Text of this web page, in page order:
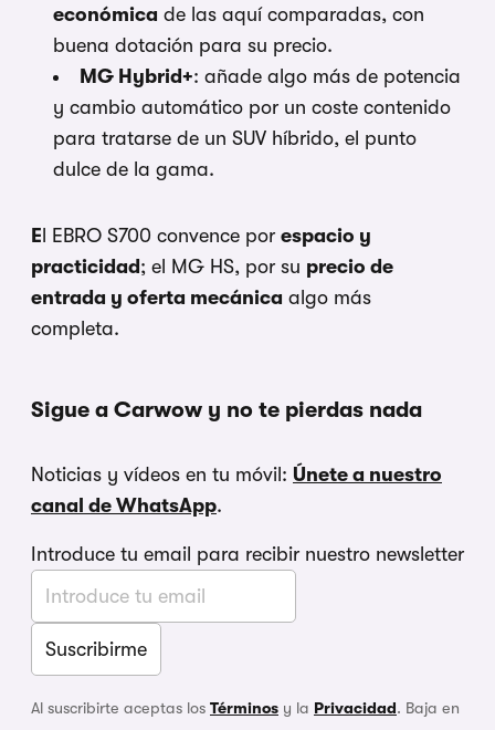
económica de las aquí comparadas, con
buena dotación para su precio.
MG Hybrid+: añade algo más de potencia
y cambio automático por un coste contenido
para tratarse de un SUV híbrido, el punto
dulce de la gama.
E l EBRO S700 convence por espacio y
practicidad ; el MG HS, por su precio de
entrada y oferta mecánica algo más
completa.
Sigue a Carwow y no te pierdas nada
Noticias y vídeos en tu móvil: Únete a nuestro
canal de WhatsApp.
Introduce tu email para recibir nuestro newsletter
Al suscribirte aceptas los Términos y la Privacidad. Baja en